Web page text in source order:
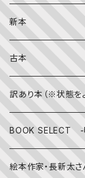
英語
英語の絵本
写真絵本
伝統文化・技法
日記・手帳
CD
文房具
その他
新本
古本
訳あり本（※状態を
BOOK SELECT -
絵本作家・長新太